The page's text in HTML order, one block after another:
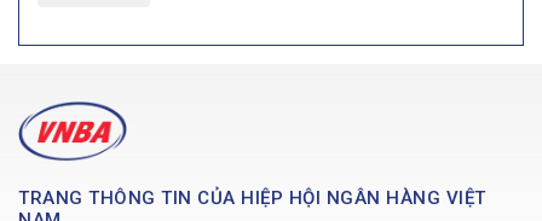
TRANG THÔNG TIN CỦA HIỆP HỘI NGÂN HÀNG VIỆT